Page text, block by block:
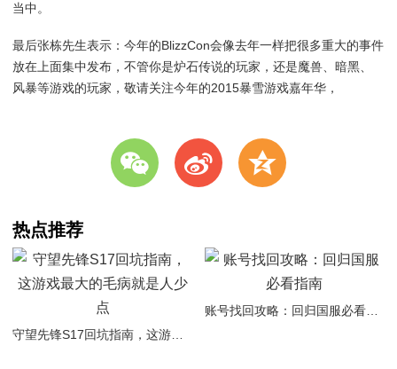
当中。
最后张栋先生表示：今年的BlizzCon会像去年一样把很多重大的事件
放在上面集中发布，不管你是炉石传说的玩家，还是魔兽、暗黑、
风暴等游戏的玩家，敬请关注今年的2015暴雪游戏嘉年华，
w t z
热点推荐